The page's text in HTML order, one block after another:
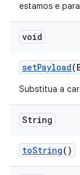
estamos e
void
setPayload
Substitua a
String
toString()